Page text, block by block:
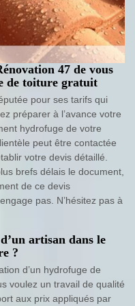
47 de vous
de toiture gratuit
pour ses tarifs qui
préparer à l’avance votre
hydrofuge de votre
peut être contactée
votre devis détaillé.
brefs délais le document,
de ce devis
pas. N’hésitez pas à
artisan dans le
?
d’un hydrofuge de
voulez un travail de qualité
aux prix appliqués par